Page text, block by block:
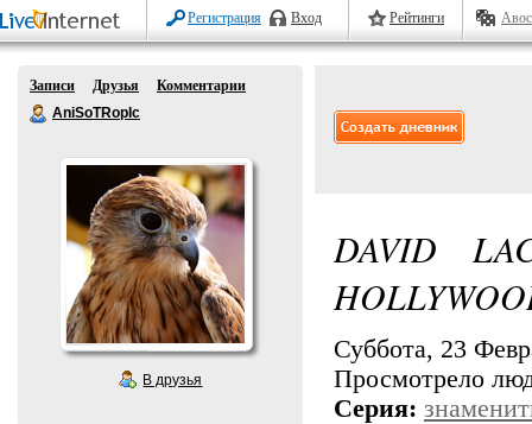
Регистрация Вход Рейтинги
Записи Друзья
Комментарии
AniSoTRopIc
В друзья
DAVID
Суббота, 23
Просмотрело
Серия: